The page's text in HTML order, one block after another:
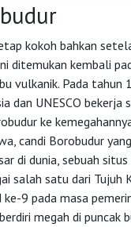
kokoh bahkan
ditemukan kembali
vulkanik. Pada tahun
dan UNESCO bekerja
ke
candi Borobudur
di dunia, sebuah
salah satu dari Tujuh
ke-9 pada masa
megah di puncak